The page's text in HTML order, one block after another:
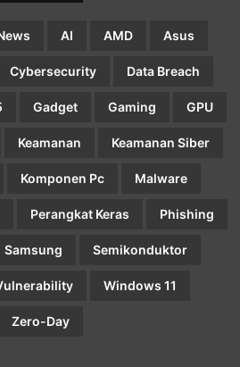
AI AMD Asus
Cybersecurity Data Breach
Gadget Gaming GPU
Keamanan Keamanan Siber
Komponen Pc Malware
Perangkat Keras Phishing
Samsung Semikonduktor
Windows 11
Zero-Day